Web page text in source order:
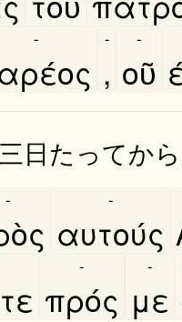
-
,
-
οῦ
-
日たってか
-
αυτούς
-
πρός
-
με
-